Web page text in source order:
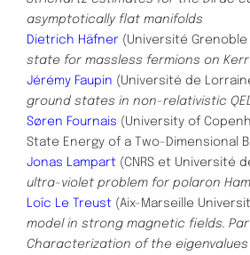
asymptotically flat manifolds
Dietrich Häfner (Université Grenoble
state for massless fermions on
Jérémy Faupin (Université de
ground states in non-relativistic
Søren Fournais (University of
State Energy of a Two-Dimensional
Jonas Lampart (CNRS et Université
ultra-violet problem for polaron
Loïc Le Treust (Aix-Marseille
model in strong magnetic fields.
Characterization of the eigenvalues